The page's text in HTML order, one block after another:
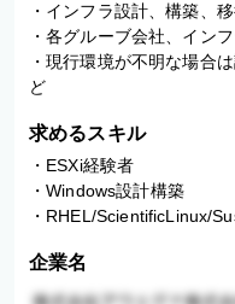
・インフラ設計、構築、
・各グルーブ会社、イン
・現行環境が不明な場合
ど
求めるスキル
・ESXi経験者
・Windows設計構築
・RHEL/ScientificLinux/
企業名